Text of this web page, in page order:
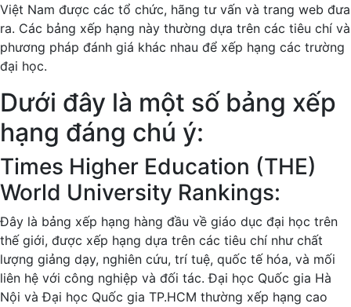
Việt Nam được các tổ chức, hãng tư vấn và trang web đưa
ra. Các bảng xếp hạng này thường dựa trên các tiêu chí và
phương pháp đánh giá khác nhau để xếp hạng các trường
đại học.
Dưới đây là một số bảng xếp
hạng đáng chú ý:
Times Higher Education (THE)
World University Rankings:
Đây là bảng xếp hạng hàng đầu về giáo dục đại học trên
thế giới, được xếp hạng dựa trên các tiêu chí như chất
lượng giảng dạy, nghiên cứu, trí tuệ, quốc tế hóa, và mối
liên hệ với công nghiệp và đối tác. Đại học Quốc gia Hà
Nội và Đại học Quốc gia TP.HCM thường xếp hạng cao